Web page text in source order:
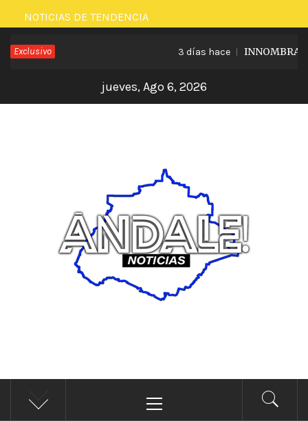
Saltar
al
contenido
NOTICIAS DE TENDENCIA
Exclusivo 3 días hace
jueves, Ago 6, 2026
ÁNDALE NOTICIAS
Noticias
principal